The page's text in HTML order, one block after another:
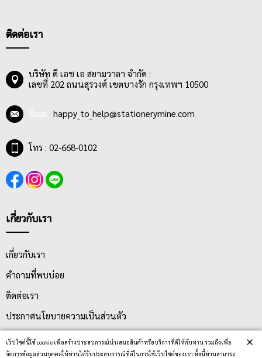
เว็ปไซต์นี้ใช้ cookie เพื่อสร้างประสบการณ์นำเสนอสินค้าหรือบริการที่ดีให้กับท่าน รวมถึงเพื่อ
จัดการข้อมูลส่วนบุคคลให้ท่านได้รับประสบการณ์ที่ดีในการใช้เว็ปไซต์ของเรา ทั้งนี้ท่านสามารถ
×
ติดต่อเรา
บริษัท ดี เอช เอ สยามวาลา จำกัด :
เลขที่ 202 ถนนสุรวงศ์ เขตบางรัก กรุงเทพฯ 10500
happy_to_help@stationerymine.com
โทร : 02-668-0102
เกี่ยวกับเรา
เกี่ยวกับเรา
คำถามที่พบบ่อย
ติดต่อเรา
ประกาศนโยบายความเป็นส่วนตัว
นโยบายการจัดส่ง